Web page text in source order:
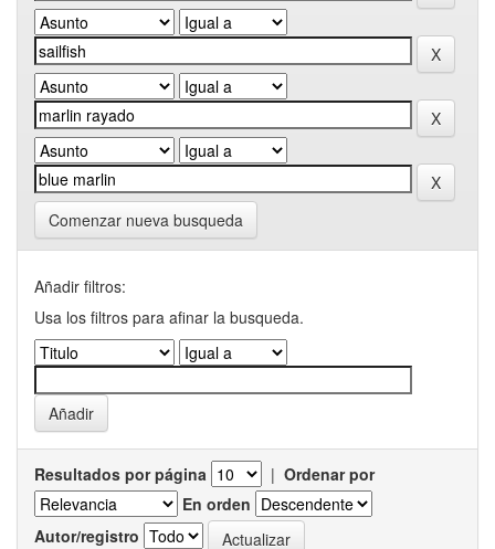
Comenzar nueva busqueda
Añadir filtros:
Usa los filtros para afinar la busqueda.
Resultados por página | Ordenar por
En orden
Autor/registro